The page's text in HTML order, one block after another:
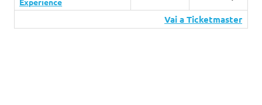
Vai a Ticketmaster